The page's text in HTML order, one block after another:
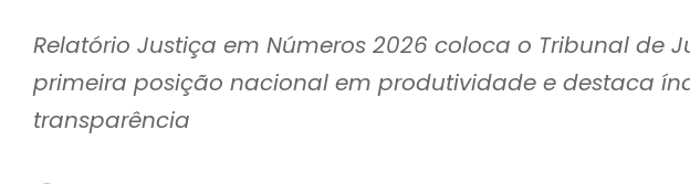
Relatório Justiça em Números 2026 coloca o Tribunal de
primeira posição nacional em produtividade e destaca
transparência